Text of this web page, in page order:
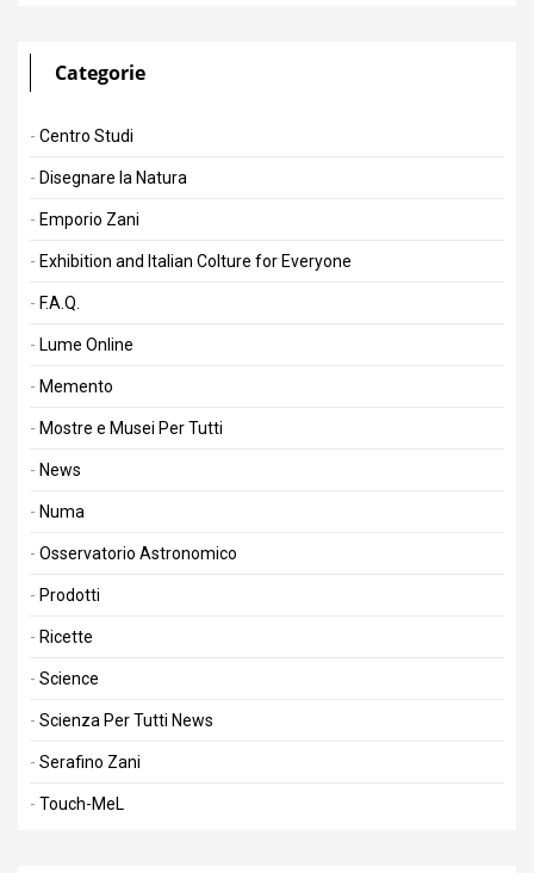
Categorie
Centro Studi
Disegnare la Natura
Emporio Zani
Exhibition and Italian Colture for Everyone
F.A.Q.
Lume Online
Memento
Mostre e Musei Per Tutti
News
Numa
Osservatorio Astronomico
Prodotti
Ricette
Science
Scienza Per Tutti News
Serafino Zani
Touch-MeL